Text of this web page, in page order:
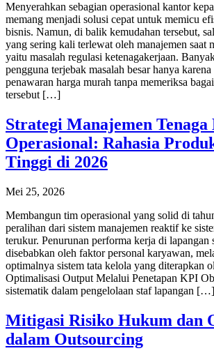
Menyerahkan sebagian operasional kantor
memang menjadi solusi cepat untuk memicu
bisnis. Namun, di balik kemudahan tersebut,
yang sering kali terlewat oleh manajemen saat
yaitu masalah regulasi ketenagakerjaan.
pengguna terjebak masalah besar hanya
penawaran harga murah tanpa memeriksa
tersebut […]
Strategi Manajemen
Operasional: Rahasia
Tinggi di 2026
Mei 25, 2026
Membangun tim operasional yang solid di
peralihan dari sistem manajemen reaktif ke
terukur. Penurunan performa kerja di lapangan
disebabkan oleh faktor personal karyawan,
optimalnya sistem tata kelola yang diterapkan
Optimalisasi Output Melalui Penetapan KPI
sistematik dalam pengelolaan staf lapangan […]
Mitigasi Risiko Hukum dan
dalam Outsourcing